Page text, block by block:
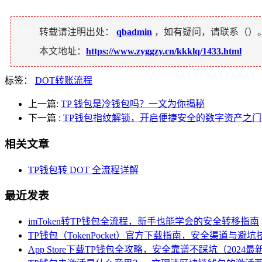
转载请注明出处： qbadmin ，如有疑问，请联系（）。
本文地址： https://www.zyggzy.cn/kkklq/1433.html
标签： DOT转账流程
上一篇: TP 钱包是冷钱包吗？一文为你揭秘
下一篇 : TP钱包指纹解锁，开启便捷安全的数字资产之门
相关文章
TP钱包转 DOT 全流程详解
最近发表
imToken转TP钱包全流程，新手也能学会的安全转移指南
TP钱包（TokenPocket）官方下载指南，安全渠道与避坑
App Store下载TP钱包全攻略，安全靠谱不踩坑（2024最